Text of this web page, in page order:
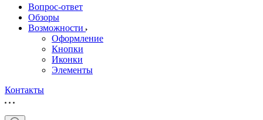
Вопрос-ответ
Обзоры
Возможности
Оформление
Кнопки
Иконки
Элементы
Контакты